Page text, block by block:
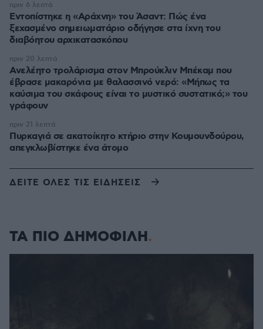
Εντοπίστηκε η «Αράχνη» του Άσαντ: Πώς ένα
ξεχασμένο σημειωματάριο οδήγησε στα ίχνη του
διαβόητου αρχικατασκόπου
πριν 6 λεπτά
Ανελέητο τρολάρισμα στον Μπρούκλιν Μπέκαμ που
έβρασε μακαρόνια με θαλασσινό νερό: «Μήπως τα
καύσιμα του σκάφους είναι το μυστικό συστατικό;» του
γράφουν
πριν 20 λεπτά
Πυρκαγιά σε ακατοίκητο κτήριο στην Κουμουνδούρου,
απεγκλωβίστηκε ένα άτομο
πριν 21 λεπτά
ΔΕΙΤΕ ΟΛΕΣ ΤΙΣ ΕΙΔΗΣΕΙΣ
ΤΑ ΠΙΟ ΔΗΜΟΦΙΛΗ